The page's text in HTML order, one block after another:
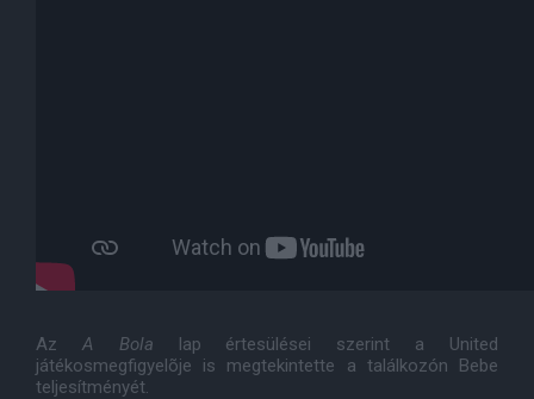
Az A Bola lap értesülései szerint a United
játékosmegfigyelõje is megtekintette a találkozón Bebe
teljesítményét.